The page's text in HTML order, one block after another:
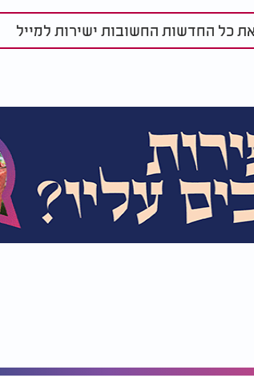
כל החדשות החשובות ישירות למייל